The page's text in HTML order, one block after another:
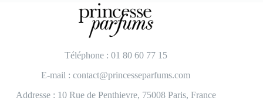
Téléphone : 01 80 60 77 15
E-mail : contact@princesseparfums.com
Addresse : 10 Rue de Penthievre, 75008 Paris, France